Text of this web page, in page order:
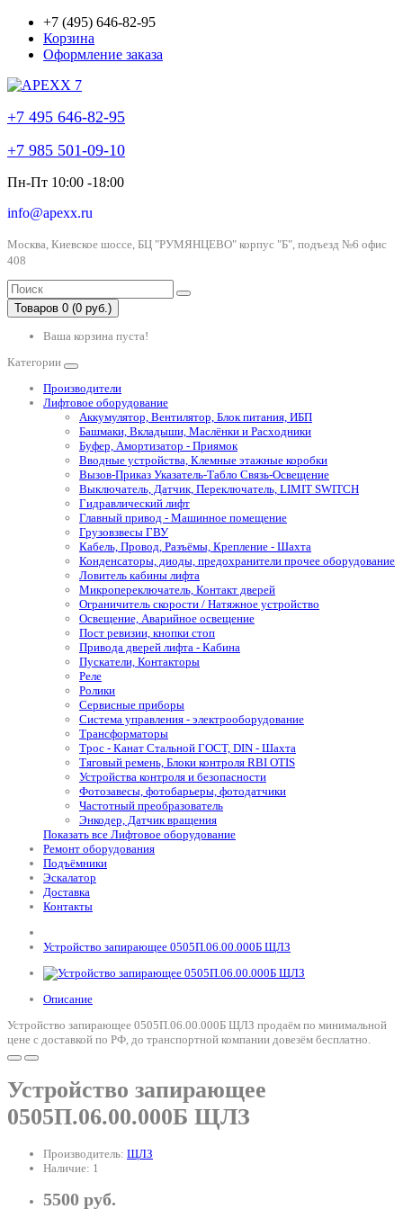
+7 (495) 646-82-95
Корзина
Оформление заказа
+7 495 646-82-95
+7 985 501-09-10
Пн-Пт 10:00 -18:00
info@apexx.ru
Москва, Киевское шоссе, БЦ "РУМЯНЦЕВО" корпус "Б", подъезд №6 офис
408
Товаров 0 (0 руб.)
Ваша корзина пуста!
Категории
Производители
Лифтовое оборудование
Аккумулятор, Вентилятор, Блок питания, ИБП
Башмаки, Вкладыши, Маслёнки и Расходники
Буфер, Амортизатор - Приямок
Вводные устройства, Клемные этажные коробки
Вызов-Приказ Указатель-Табло Связь-Освещение
Выключатель, Датчик, Переключатель, LIMIT SWITCH
Гидравлический лифт
Главный привод - Машинное помещение
Грузовзвесы ГВУ
Кабель, Провод, Разъёмы, Крепление - Шахта
Конденсаторы, диоды, предохранители прочее оборудование
Ловитель кабины лифта
Микропереключатель, Контакт дверей
Ограничитель скорости / Натяжное устройство
Освещение, Аварийное освещение
Пост ревизии, кнопки стоп
Привода дверей лифта - Кабина
Пускатели, Контакторы
Реле
Ролики
Сервисные приборы
Система управления - электрооборудование
Трансформаторы
Трос - Канат Стальной ГОСТ, DIN - Шахта
Тяговый ремень, Блоки контроля RBI OTIS
Устройства контроля и безопасности
Фотозавесы, фотобарьеры, фотодатчики
Частотный преобразователь
Энкодер, Датчик вращения
Показать все Лифтовое оборудование
Ремонт оборудования
Подъёмники
Эскалатор
Доставка
Контакты
Устройство запирающее 0505П.06.00.000Б ЩЛЗ
Описание
Устройство запирающее 0505П.06.00.000Б ЩЛЗ продаём по минимальной
цене с доставкой по РФ, до транспортной компании довезём бесплатно.
Устройство запирающее
0505П.06.00.000Б ЩЛЗ
Производитель: ЩЛЗ
Наличие: 1
5500 руб.